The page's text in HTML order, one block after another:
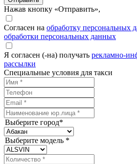
Нажав кнопку «Отправить»,
Согласен на обработку персональных
обработки персональных данных
Я согласен (-на) получать рекламно-
рассылки
Специальные условия для такси
Выберите город*
Выберите модель *